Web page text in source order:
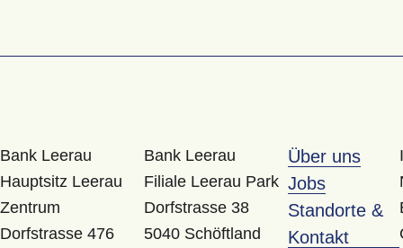
Bank Leerau
Hauptsitz Leerau
Zentrum
Dorfstrasse 476
Bank Leerau
Filiale Leerau Park
Dorfstrasse 38
5040 Schöftland
Über uns
Jobs
Standorte &
Kontakt